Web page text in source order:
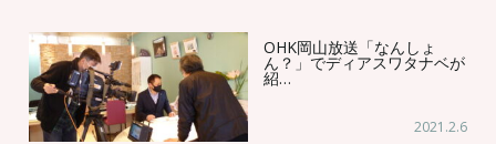
OHK岡山放送「なんしょ
ん？」でディアスワタナベが
紹…
2021.2.6